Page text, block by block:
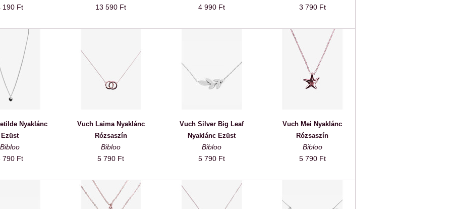
190 Ft
13 590 Ft
4 990 Ft
3 790 Ft
Nyaklánc
Ezüst
Bibloo
790 Ft
Vuch Laima Nyaklánc
Rózsaszín
Bibloo
5 790 Ft
Vuch Silver Big Leaf
Nyaklánc Ezüst
Bibloo
5 790 Ft
Vuch Mei Nyaklánc
Rózsaszín
Bibloo
5 790 Ft